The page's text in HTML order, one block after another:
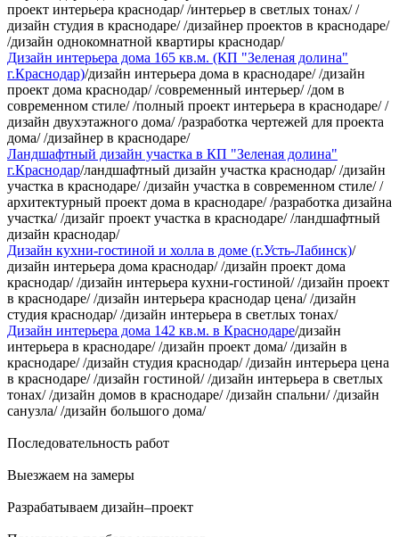
проект интерьера краснодар/ /интерьер в светлых тонах/ /
дизайн студия в краснодаре/ /дизайнер проектов в краснодаре/
/дизайн однокомнатной квартиры краснодар/
Дизайн интерьера дома 165 кв.м. (КП "Зеленая долина"
г.Краснодар)/дизайн интерьера дома в краснодаре/ /дизайн
проект дома краснодар/ /современный интерьер/ /дом в
современном стиле/ /полный проект интерьера в краснодаре/ /
дизайн двухэтажного дома/ /разработка чертежей для проекта
дома/ /дизайнер в краснодаре/
Ландшафтный дизайн участка в КП "Зеленая долина"
г.Краснодар/ландшафтный дизайн участка краснодар/ /дизайн
участка в краснодаре/ /дизайн участка в современном стиле/ /
архитектурный проект дома в краснодаре/ /разработка дизайна
участка/ /дизайг проект участка в краснодаре/ /ландшафтный
дизайн краснодар/
Дизайн кухни-гостиной и холла в доме (г.Усть-Лабинск)/
дизайн интерьера дома краснодар/ /дизайн проект дома
краснодар/ /дизайн интерьера кухни-гостиной/ /дизайн проект
в краснодаре/ /дизайн интерьера краснодар цена/ /дизайн
студия краснодар/ /дизайн интерьера в светлых тонах/
Дизайн интерьера дома 142 кв.м. в Краснодаре/дизайн
интерьера в краснодаре/ /дизайн проект дома/ /дизайн в
краснодаре/ /дизайн студия краснодар/ /дизайн интерьера цена
в краснодаре/ /дизайн гостиной/ /дизайн интерьера в светлых
тонах/ /дизайн домов в краснодаре/ /дизайн спальни/ /дизайн
санузла/ /дизайн большого дома/
Последовательность работ
Выезжаем на замеры
Разрабатываем дизайн–проект